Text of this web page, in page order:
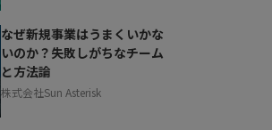
なぜ新規事業はうまくいかな
いのか？失敗しがちなチーム
と方法論
株式会社Sun Asterisk